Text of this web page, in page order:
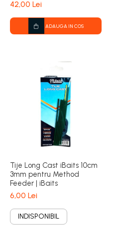
42,00 Lei
ADAUGA IN COS
Tije Long Cast iBaits 10cm
3mm pentru Method
Feeder | iBaits
6,00 Lei
INDISPONIBIL